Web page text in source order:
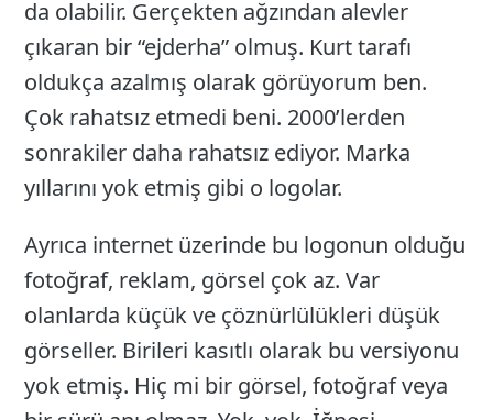
da olabilir. Gerçekten ağzından alevler
çıkaran bir “ejderha” olmuş. Kurt tarafı
oldukça azalmış olarak görüyorum ben.
Çok rahatsız etmedi beni. 2000’lerden
sonrakiler daha rahatsız ediyor. Marka
yıllarını yok etmiş gibi o logolar.
Ayrıca internet üzerinde bu logonun olduğu
fotoğraf, reklam, görsel çok az. Var
olanlarda küçük ve çöznürlülükleri düşük
görseller. Birileri kasıtlı olarak bu versiyonu
yok etmiş. Hiç mi bir görsel, fotoğraf veya